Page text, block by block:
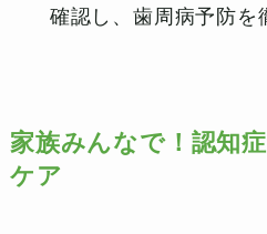
確認し、歯周病予防を
家族みんなで！認知
ケア